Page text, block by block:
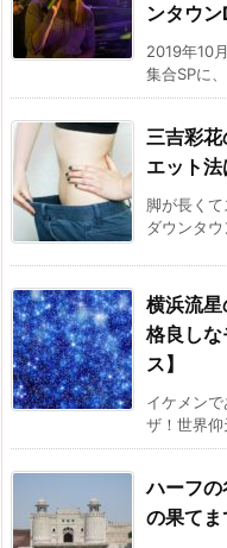
ンタウン
2019年10
集合SPに
三吉彩
エット法
脚が長く
ダウンタ
横浜流
格良し
ス】
イケメン
ザ！世界
ハーフ
の果てま